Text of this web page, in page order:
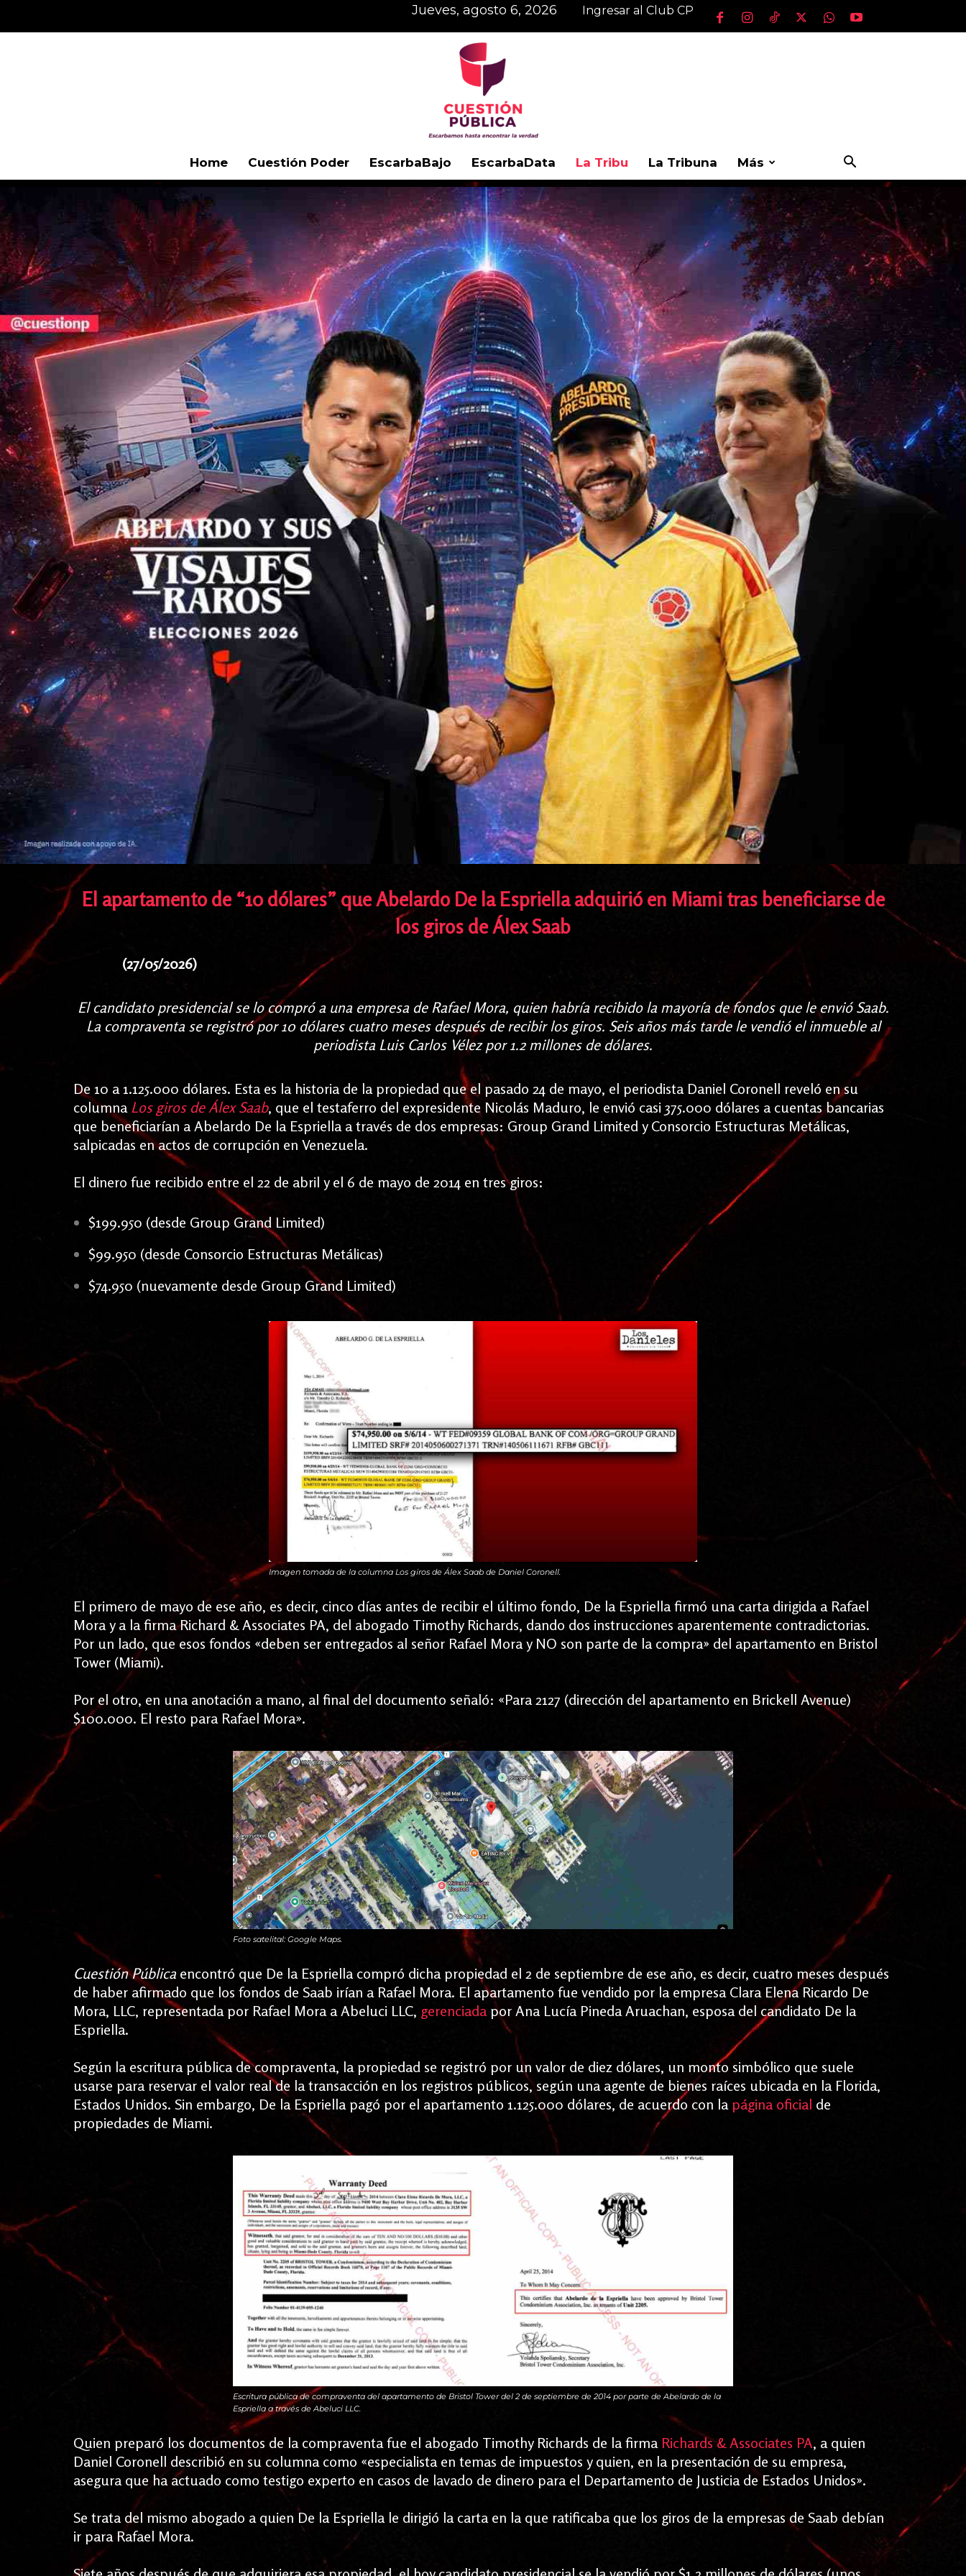
jueves, agosto 6, 2026 Ingresar al Club CP
Cuestión
Pública
Home Cuestión Poder EscarbaBajo EscarbaData La Tribu La Tribuna Más
El apartamento de “10 dólares” que Abelardo De la Espriella adquirió en Miami tras beneficiarse de
los giros de Álex Saab
(27/05/2026)
El candidato presidencial se lo compró a una empresa de Rafael Mora, quien habría recibido la mayoría de fondos que le envió Saab.
La compraventa se registró por 10 dólares cuatro meses después de recibir los giros. Seis años más tarde le vendió el inmueble al
periodista Luis Carlos Vélez por 1.2 millones de dólares.
De 10 a 1.125.000 dólares. Esta es la historia de la propiedad que el pasado 24 de mayo, el periodista Daniel Coronell reveló en su
columna Los giros de Álex Saab, que el testaferro del expresidente Nicolás Maduro, le envió casi 375.000 dólares a cuentas bancarias
que beneficiarían a Abelardo De la Espriella a través de dos empresas: Group Grand Limited y Consorcio Estructuras Metálicas,
salpicadas en actos de corrupción en Venezuela.
El dinero fue recibido entre el 22 de abril y el 6 de mayo de 2014 en tres giros:
$199.950 (desde Group Grand Limited)
$99.950 (desde Consorcio Estructuras Metálicas)
$74.950 (nuevamente desde Group Grand Limited)
Imagen tomada de la columna Los giros de Álex Saab de Daniel Coronell.
El primero de mayo de ese año, es decir, cinco días antes de recibir el último fondo, De la Espriella firmó una carta dirigida a Rafael
Mora y a la firma Richard & Associates PA, del abogado Timothy Richards, dando dos instrucciones aparentemente contradictorias.
Por un lado, que esos fondos «deben ser entregados al señor Rafael Mora y NO son parte de la compra» del apartamento en Bristol
Tower (Miami).
Por el otro, en una anotación a mano, al final del documento señaló: «Para 2127 (dirección del apartamento en Brickell Avenue)
$100.000. El resto para Rafael Mora».
Foto satelital: Google Maps.
Cuestión Pública encontró que De la Espriella compró dicha propiedad el 2 de septiembre de ese año, es decir, cuatro meses después
de haber afirmado que los fondos de Saab irían a Rafael Mora. El apartamento fue vendido por la empresa Clara Elena Ricardo De
Mora, LLC, representada por Rafael Mora a Abeluci LLC, gerenciadapor Ana Lucía Pineda Aruachan, esposa del candidato De la
Espriella.
Según la escritura pública de compraventa, la propiedad se registró por un valor de diez dólares, un monto simbólico que suele
usarse para reservar el valor real de la transacción en los registros públicos, según una agente de bienes raíces ubicada en la Florida,
Estados Unidos. Sin embargo, De la Espriella pagó por el apartamento 1.125.000 dólares, de acuerdo con la página oficial de
propiedades de Miami.
Escritura pública de compraventa del apartamento de Bristol Tower del 2 de septiembre de 2014 por parte de Abelardo de la
Espriella a través de Abeluci LLC.
Quien preparó los documentos de la compraventa fue el abogado Timothy Richards de la firmaRichards & Associates PA, a quien
Daniel Coronell describió en su columna como «especialista en temas de impuestos y quien, en la presentación de su empresa,
asegura que ha actuado como testigo experto en casos de lavado de dinero para el Departamento de Justicia de Estados Unidos».
Se trata del mismo abogado a quien De la Espriella le dirigió la carta en la que ratificaba que los giros de la empresas de Saab debían
ir para Rafael Mora.